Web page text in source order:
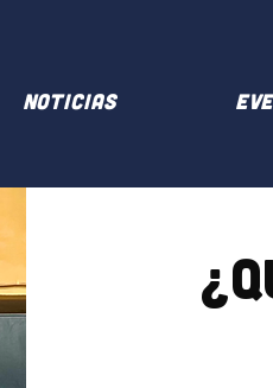
NOTICIAS